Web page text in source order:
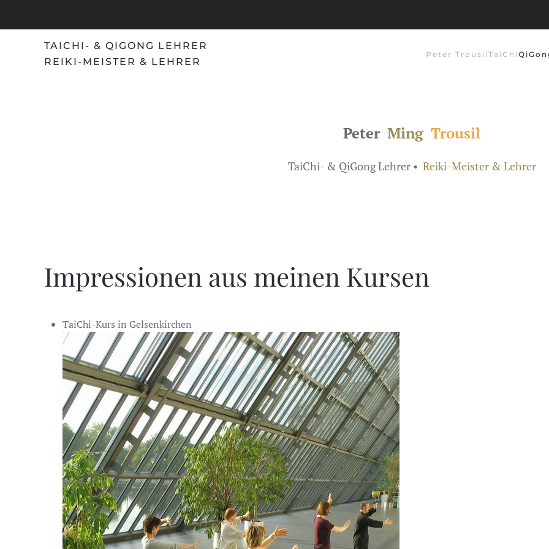
Skip
TAICHI- & QIGONG LEHRER
REIKI-MEISTER & LEHRER
Peter Trousil TaiChi
Peter Ming Trousil
TaiChi- & QiGong Lehrer • Reiki-Meister & Lehrer
Impressionen aus meinen Kursen
TaiChi-Kurs in Gelsenkirchen